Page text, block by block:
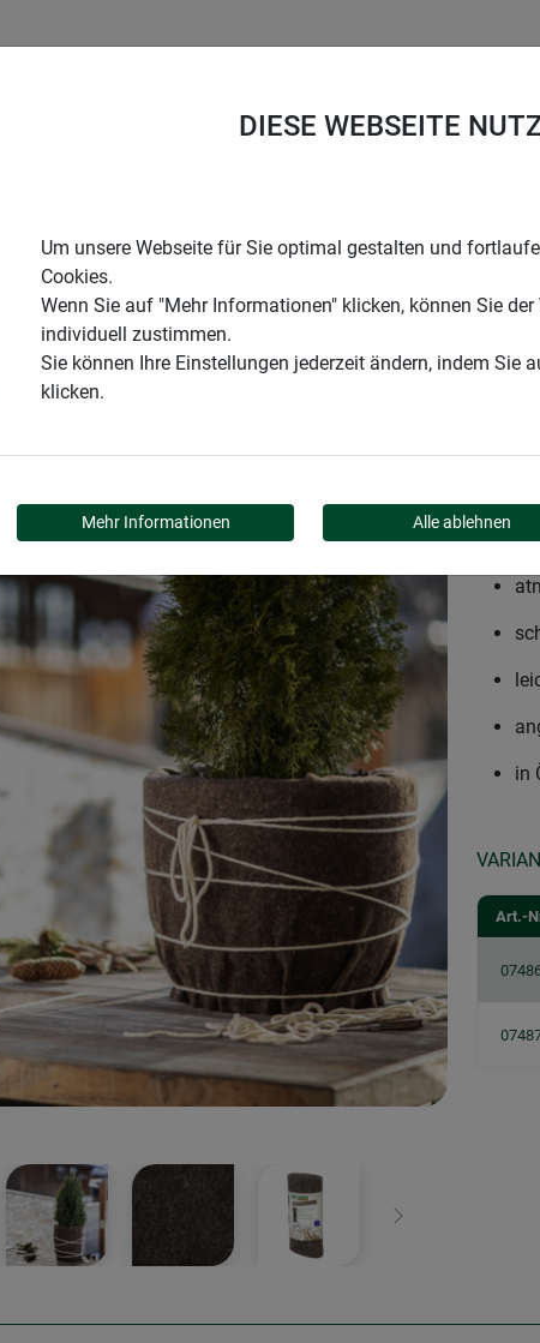
aus Naturmaterialien
FILZMATTE MEDIUM
Weiter
in
Art.-
DIESE WEBSEITE
Um unsere Webseite für Sie optimal gestalten und
Cookies.
Wenn Sie auf "Mehr Informationen" klicken, können Sie
individuell zustimmen.
Sie können Ihre Einstellungen jederzeit ändern, indem Sie
klicken.
Mehr Informationen Alle ablehnen